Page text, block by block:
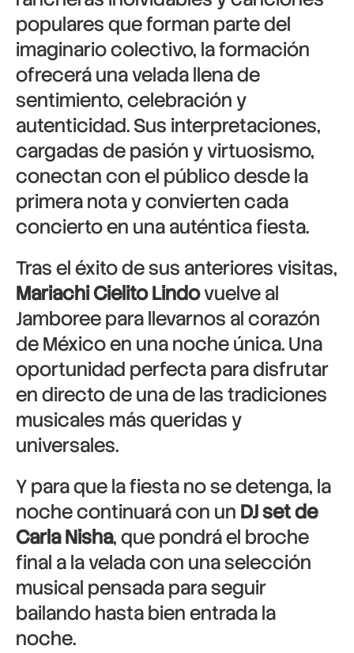
populares que forman parte del
imaginario colectivo, la formación
ofrecerá una velada llena de
sentimiento, celebración y
autenticidad. Sus interpretaciones,
cargadas de pasión y virtuosismo,
conectan con el público desde la
primera nota y convierten cada
concierto en una auténtica fiesta.
Tras el éxito de sus anteriores visitas,
Mariachi Cielito Lindovuelve al
Jamboree para llevarnos al corazón
de México en una noche única. Una
oportunidad perfecta para disfrutar
en directo de una de las tradiciones
musicales más queridas y
universales.
Y para que la fiesta no se detenga, la
noche continuará con un DJ set de
Carla Nisha, que pondrá el broche
final a la velada con una selección
musical pensada para seguir
bailando hasta bien entrada la
noche.